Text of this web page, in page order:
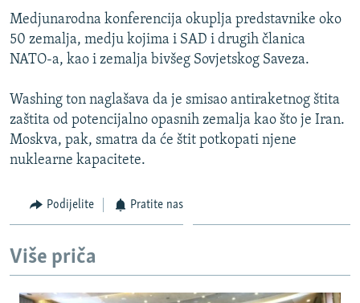
VIŠE OD NASLOVA
GENOCID U SREBRENICI
TV LIBERTY
POST SCRIPTUM
MOJA EVROPA
NASTANAK I RASPAD JUGOSLAVIJE
PRATITE NAS
Sve RFE/RL stranice
Medjunarodna konferencija okuplja predstavnike oko
50 zemalja, medju kojima i SAD i drugih članica
NATO-a, kao i zemalja bivšeg Sovjetskog Saveza.
Washing ton naglašava da je smisao antiraketnog štita
zaštita od potencijalno opasnih zemalja kao što je Iran.
Moskva, pak, smatra da će štit potkopati njene
nuklearne kapacitete.
Podijelite Pratite nas
Više priča